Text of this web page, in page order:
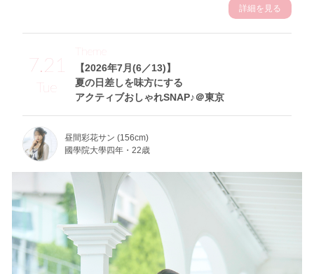
詳細を見る
7.21
Tue
【2026年7月(6／13)】
夏の日差しを味方にする
アクティブおしゃれSNAP♪＠東京
Theme
昼間彩花サン (156cm)
國學院大學四年・22歳